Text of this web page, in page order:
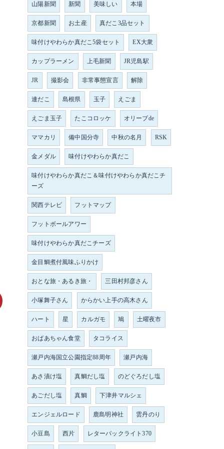
山陽新聞 新聞 美味しい 本場
京都新聞 お土産 真だこ3品セット
味付けやわらか真だこ5袋セット EX大衆
カップラーメン 上毛新聞 JR児島駅
JR 撮影会 非常事態宣言 解除
連だこ 島根県 玉子 えごま
えごま玉子 たこコロッケ オリーブde
ママカリ 備中国分寺 中秋の名月 RSK
金メダル 味付けやわらか真だこ
味付けやわらか真だこ＆味付けやわらか真だこチ
ーズ
関西テレビ フットマップ
フットボールアワー
味付けやわらか真だこチーズ
金目鯛煮付風味ふりかけ
おとな旅・あるき旅・ 三田村邦彦さん
小塚舞子さん からかい上手の高木さん
ハート 星 カルガモ 鳩 土曜夜市
おばあちゃん食堂 タコライス
瀬戸内海国立公園指定88周年 瀬戸内海
あさ漬け塩 真鯛だし塩 のどぐろだし塩
あごだし塩 真鯛 下津井マルシェ
エンジェルロード 鹿島明神社 雲丹のり
小豆島 西片 レターパックライト370